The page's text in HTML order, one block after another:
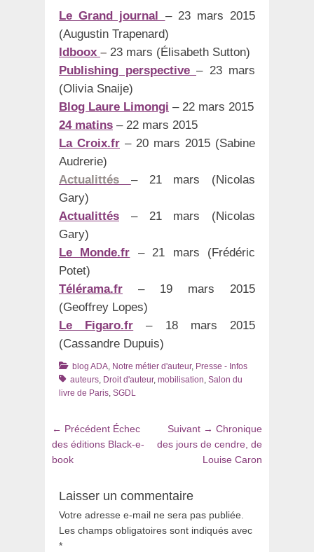
Le Grand journal – 23 mars 2015
(Augustin Trapenard)
Idboox – 23 mars (Élisabeth Sutton)
Publishing perspective – 23 mars
(Olivia Snaije)
Blog Laure Limongi – 22 mars 2015
24 matins – 22 mars 2015
La Croix.fr – 20 mars 2015 (Sabine
Audrerie)
Actualittés
– 21 mars (Nicolas
Gary)
Actualittés – 21 mars (Nicolas
Gary)
Le Monde.fr – 21 mars (Frédéric
Potet)
Télérama.fr – 19 mars 2015
(Geoffrey Lopes)
Le Figaro.fr – 18 mars 2015
(Cassandre Dupuis)
Catégories
blog ADA, Notre métier d'auteur, Presse - Infos
auteurs, Droit d'auteur, mobilisation, Salon du
livre de Paris, SGDL
Navigation
de
l’article
← Précédent Article
précédent
Échec
des éditions Black-e-
book
Suivant → Article
suivant
:
Chronique
des jours de cendre, de
Louise Caron
Laisser un commentaire
Votre adresse e-mail ne sera pas publiée.
Les champs obligatoires sont indiqués avec
*